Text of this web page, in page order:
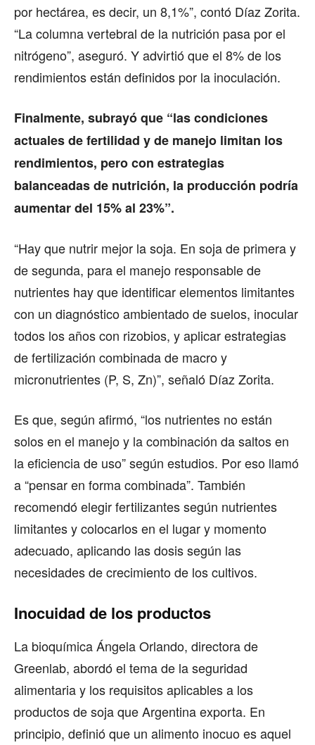
por hectárea, es decir, un 8,1%”, contó Díaz Zorita.
“La columna vertebral de la nutrición pasa por el
nitrógeno”, aseguró. Y advirtió que el 8% de los
rendimientos están definidos por la inoculación.
Finalmente, subrayó que “las condiciones
actuales de fertilidad y de manejo limitan los
rendimientos, pero con estrategias
balanceadas de nutrición, la producción podría
aumentar del 15% al 23%”.
“Hay que nutrir mejor la soja. En soja de primera y
de segunda, para el manejo responsable de
nutrientes hay que identificar elementos limitantes
con un diagnóstico ambientado de suelos, inocular
todos los años con rizobios, y aplicar estrategias
de fertilización combinada de macro y
micronutrientes (P, S, Zn)”, señaló Díaz Zorita.
Es que, según afirmó, “los nutrientes no están
solos en el manejo y la combinación da saltos en
la eficiencia de uso” según estudios. Por eso llamó
a “pensar en forma combinada”. También
recomendó elegir fertilizantes según nutrientes
limitantes y colocarlos en el lugar y momento
adecuado, aplicando las dosis según las
necesidades de crecimiento de los cultivos.
Inocuidad de los productos
La bioquímica Ángela Orlando, directora de
Greenlab, abordó el tema de la seguridad
alimentaria y los requisitos aplicables a los
productos de soja que Argentina exporta. En
principio, definió que un alimento inocuo es aquel